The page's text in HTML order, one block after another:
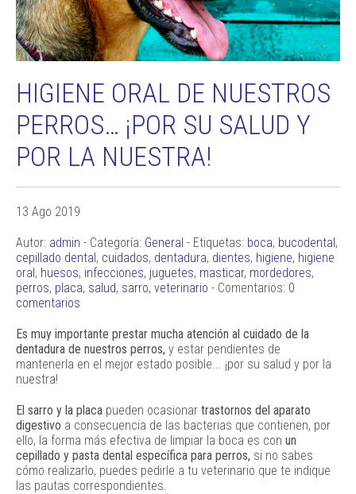
HIGIENE ORAL DE NUESTROS
PERROS… ¡POR SU SALUD Y
POR LA NUESTRA!
13 Ago 2019
Autor: admin - Categoría: General - Etiquetas: boca, bucodental,
cepillado dental, cuidados, dentadura, dientes, higiene, higiene
oral, huesos, infecciones, juguetes, masticar, mordedores,
perros, placa, salud, sarro, veterinario - Comentarios: 0
comentarios
Es muy importante prestar mucha atención al cuidado de la
dentadura de nuestros perros, y estar pendientes de
mantenerla en el mejor estado posible... ¡por su salud y por la
nuestra!
El sarro y la placa pueden ocasionar trastornos del aparato
digestivo a consecuencia de las bacterias que contienen, por
ello, la forma más efectiva de limpiar la boca es con un
cepillado y pasta dental específica para perros, si no sabes
cómo realizarlo, puedes pedirle a tu veterinario que te indique
las pautas correspondientes.